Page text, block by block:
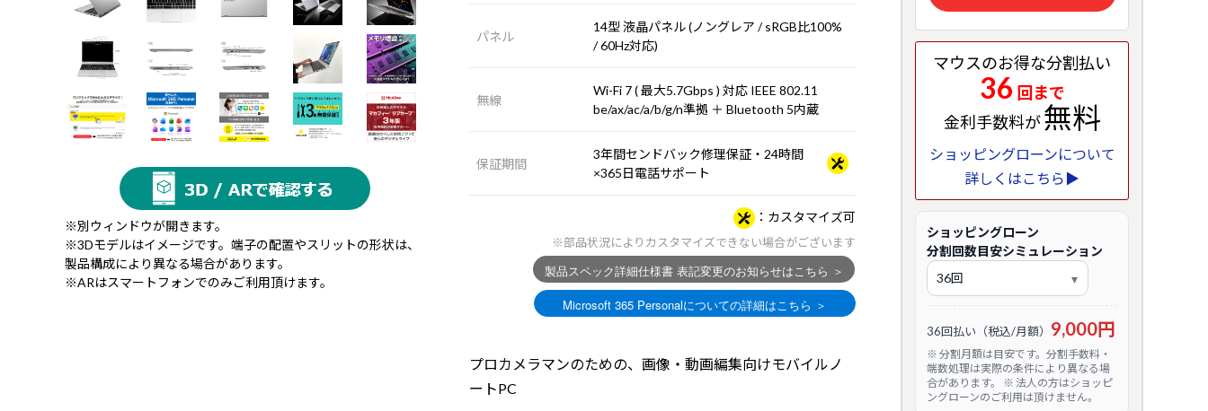
※別ウィンドウが開きます。
※3Dモデルはイメージです。端子の配置やスリットの形状は、
製品構成により異なる場合があります。
※ARはスマートフォンでのみご利用頂けます。
パネル
14型 液晶パネル (ノングレア / sRGB比100%
/ 60Hz対応)
無線
Wi-Fi 7 ( 最大5.7Gbps ) 対応 IEEE 802.11
be/ax/ac/a/b/g/n準拠 ＋ Bluetooth 5内蔵
保証期間
3年間センドバック修理保証・24時間
×365日電話サポート
カスタマイズ可
※部品状況によりカスタマイズできない場合がございます
プロカメラマンのための、画像・動画編集向けモバイルノ
ートPC
マウスのお得な分割払い
36 回まで
金利手数料が無料
ショッピングローンについて
詳しくはこちら▶
ショッピングローン
分割回数目安シミュレーション
36回払い（税込/月額） 9,000円
※ 分割月額は目安です。分割手数料・
端数処理は実際の条件により異なる場
合があります。 ※ 法人の方はショッピ
ングローンのご利用は頂けません。